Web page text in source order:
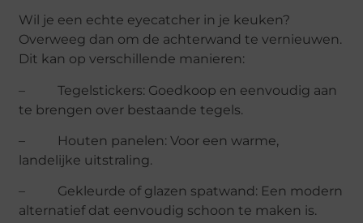
Wil je een echte eyecatcher in je keuken?
Overweeg dan om de achterwand te vernieuwen.
Dit kan op verschillende manieren:
– Tegelstickers: Goedkoop en eenvoudig aan
te brengen over bestaande tegels.
– Houten panelen: Voor een warme,
landelijke uitstraling.
– Gekleurde of glazen spatwand: Een modern
alternatief dat eenvoudig schoon te maken is.